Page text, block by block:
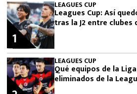
LEAGUES CUP
Leagues Cup: Así
tras la J2 entre clubes
1
LEAGUES CUP
Qué equipos de la
eliminados de la